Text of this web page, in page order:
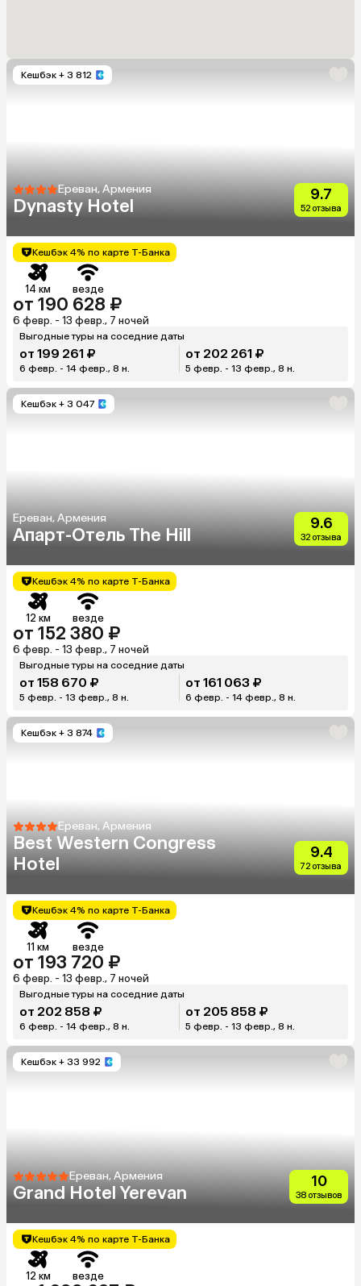
Кешбэк + 3 812
Ереван, Армения
Dynasty Hotel
9.7
52 отзыва
Кешбэк 4% по карте Т-Банка
14 км везде
от 190 628 ₽
6 февр. - 13 февр., 7 ночей
Выгодные туры на соседние даты
от 199 261 ₽
6 февр. - 14 февр., 8 н.
от 202 261 ₽
5 февр. - 13 февр., 8 н.
Кешбэк + 3 047
Ереван, Армения
Апарт-Отель The Hill
9.6
32 отзыва
Кешбэк 4% по карте Т-Банка
12 км везде
от 152 380 ₽
6 февр. - 13 февр., 7 ночей
Выгодные туры на соседние даты
от 158 670 ₽
5 февр. - 13 февр., 8 н.
от 161 063 ₽
6 февр. - 14 февр., 8 н.
Кешбэк + 3 874
Ереван, Армения
Best Western Congress
Hotel
9.4
72 отзыва
Кешбэк 4% по карте Т-Банка
11 км везде
от 193 720 ₽
6 февр. - 13 февр., 7 ночей
Выгодные туры на соседние даты
от 202 858 ₽
6 февр. - 14 февр., 8 н.
от 205 858 ₽
5 февр. - 13 февр., 8 н.
Кешбэк + 33 992
Ереван, Армения
Grand Hotel Yerevan
10
38 отзывов
Кешбэк 4% по карте Т-Банка
12 км везде